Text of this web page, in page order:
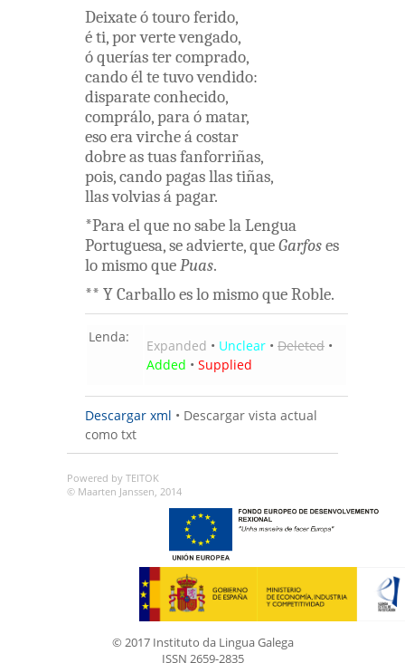
Deixateótouroferido,
éti,porvertevengado,
óqueríastercomprado,
candoéltetuvovendido:
disparateconhecido,
comprálo,paraómatar,
esoeravircheácostar
dobreastuasfanforriñas,
pois,candopagasllastiñas,
llasvolviasápagar.
*ParaelquenosabelaLengua
Portuguesa,seadvierte,queGarfoses
lomismoquePuas.
** YCarballoeslomismoqueRoble.
Lenda:
Expanded • Unclear • Deleted •
Added • Supplied
Descargar xml • Descargar vista actual
como txt
Powered by TEITOK
© Maarten Janssen, 2014
© 2017 Instituto da Lingua Galega
ISSN 2659-2835